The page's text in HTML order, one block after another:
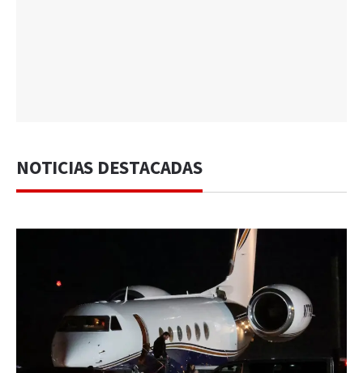
NOTICIAS DESTACADAS